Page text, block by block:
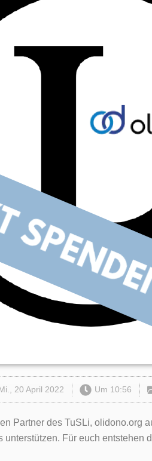
20 April 2022 Um 10:56
Partner des TuSLi, olidono.org
Für euch entstehen